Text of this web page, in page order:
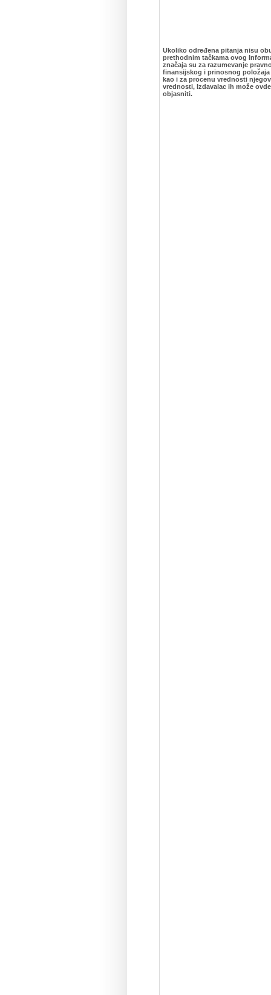
Ukoliko određena pitanja nisu
prethodnim tačkama ovog
značaja su za razumevanje
finansijskog i prinosnog položaja
kao i za procenu vrednosti
vrednosti, Izdavalac ih može
objasniti.